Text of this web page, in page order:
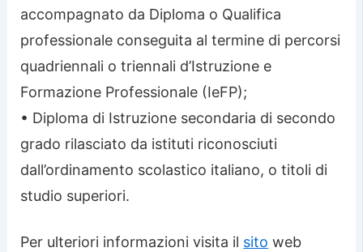
accompagnato da Diploma o Qualifica
professionale conseguita al termine di percorsi
quadriennali o triennali d’Istruzione e
Formazione Professionale (IeFP);
• Diploma di Istruzione secondaria di secondo
grado rilasciato da istituti riconosciuti
dall’ordinamento scolastico italiano, o titoli di
studio superiori.
Per ulteriori informazioni visita il sito web